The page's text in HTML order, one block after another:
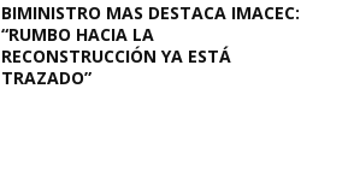
BIMINISTRO MAS DESTACA IMACEC:
“RUMBO HACIA LA
RECONSTRUCCIÓN YA ESTÁ
TRAZADO”